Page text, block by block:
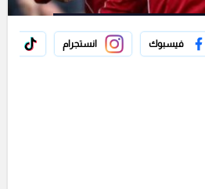
فيسبوك انستجرام